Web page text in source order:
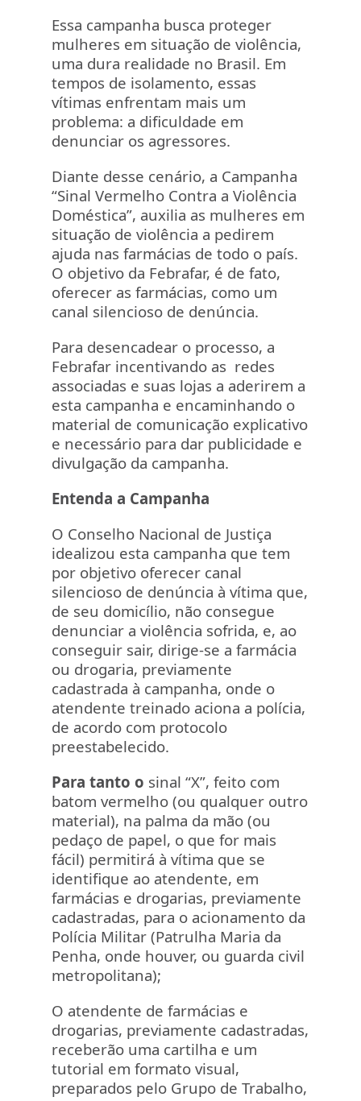
Essa campanha busca proteger
mulheres em situação de violência,
uma dura realidade no Brasil. Em
tempos de isolamento, essas
vítimas enfrentam mais um
problema: a dificuldade em
denunciar os agressores.
Diante desse cenário, a Campanha
“Sinal Vermelho Contra a Violência
Doméstica”, auxilia as mulheres em
situação de violência a pedirem
ajuda nas farmácias de todo o país.
O objetivo da Febrafar, é de fato,
oferecer as farmácias, como um
canal silencioso de denúncia.
Para desencadear o processo, a
Febrafar incentivando as redes
associadas e suas lojas a aderirem a
esta campanha e encaminhando o
material de comunicação explicativo
e necessário para dar publicidade e
divulgação da campanha.
Entenda a Campanha
O Conselho Nacional de Justiça
idealizou esta campanha que tem
por objetivo oferecer canal
silencioso de denúncia à vítima que,
de seu domicílio, não consegue
denunciar a violência sofrida, e, ao
conseguir sair, dirige-se a farmácia
ou drogaria, previamente
cadastrada à campanha, onde o
atendente treinado aciona a polícia,
de acordo com protocolo
preestabelecido.
Para tanto o sinal “X”, feito com
batom vermelho (ou qualquer outro
material), na palma da mão (ou
pedaço de papel, o que for mais
fácil) permitirá à vítima que se
identifique ao atendente, em
farmácias e drogarias, previamente
cadastradas, para o acionamento da
Polícia Militar (Patrulha Maria da
Penha, onde houver, ou guarda civil
metropolitana);
O atendente de farmácias e
drogarias, previamente cadastradas,
receberão uma cartilha e um
tutorial em formato visual,
preparados pelo Grupo de Trabalho,